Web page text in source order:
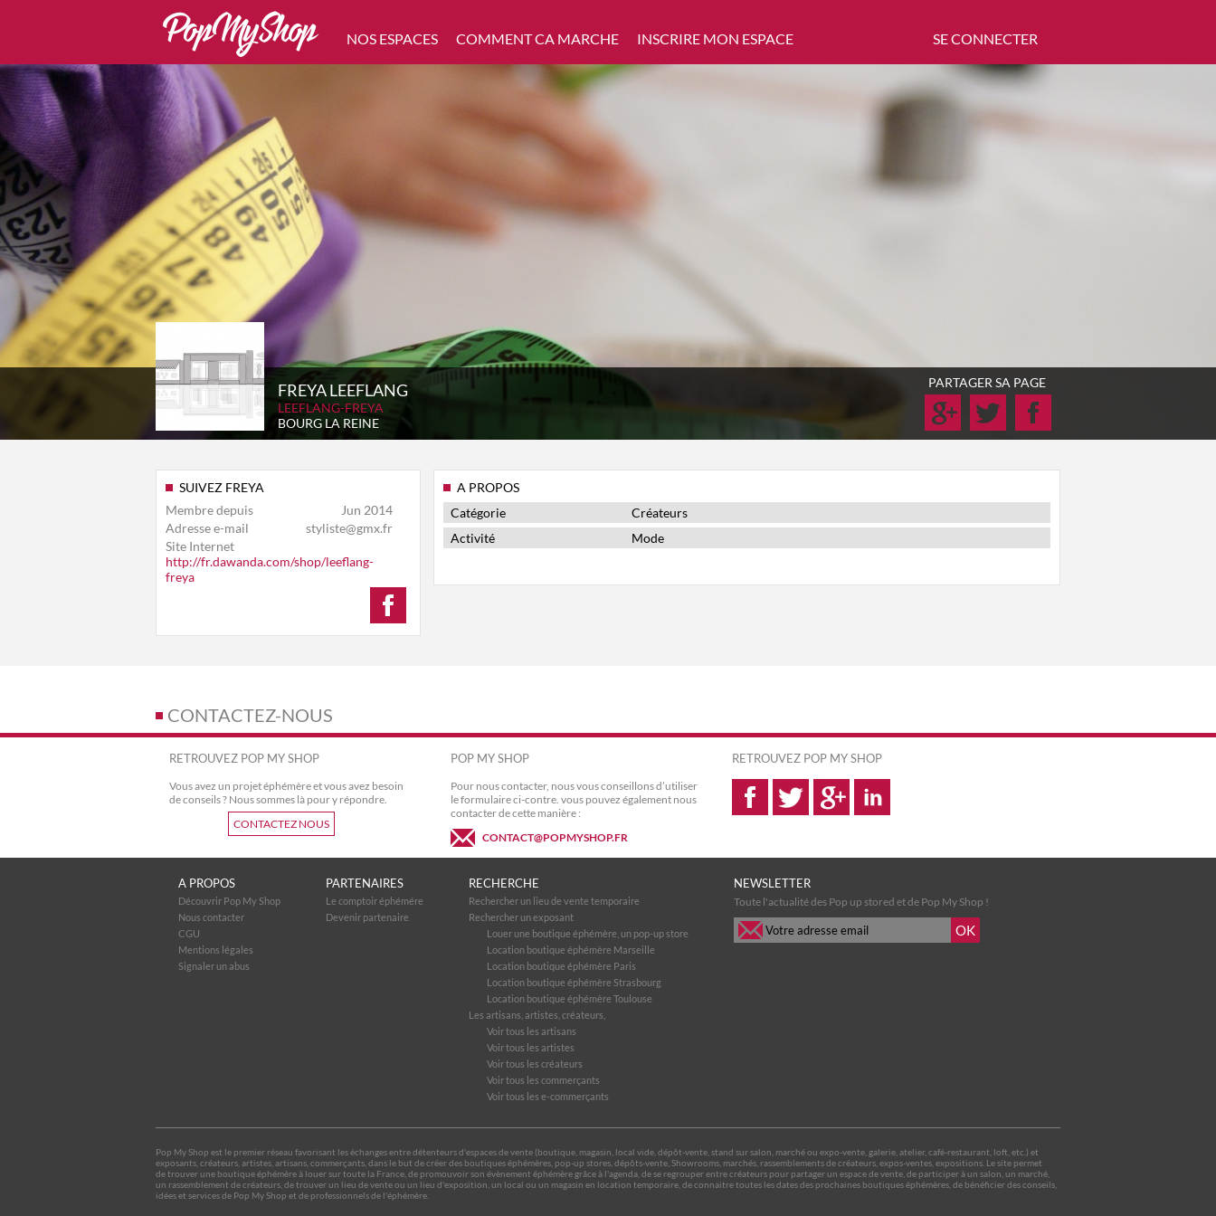
NOS ESPACES COMMENT CA MARCHE INSCRIRE MON ESPACE SE CONNECTER
FREYA LEEFLANG
LEEFLANG-FREYA
BOURG LA REINE
PARTAGER SA PAGE
SUIVEZ FREYA
Membre depuis
Jun 2014
Adresse e-mail
styliste@gmx.fr
Site Internet
http://fr.dawanda.com/shop/leeflang-
freya
A PROPOS
Catégorie
Créateurs
Activité
Mode
CONTACTEZ-NOUS
RETROUVEZ POP MY SHOP
Vous avez un projet éphémère et vous avez besoin
de conseils ? Nous sommes là pour y répondre.
CONTACTEZ NOUS
POP MY SHOP
Pour nous contacter, nous vous conseillons d’utiliser
le formulaire ci-contre. vous pouvez également nous
contacter de cette manière :
CONTACT@POPMYSHOP.FR
RETROUVEZ POP MY SHOP
A PROPOS
Découvrir Pop My Shop
Nous contacter
CGU
Mentions légales
Signaler un abus
PARTENAIRES
Le comptoir éphémére
Devenir partenaire
RECHERCHE
Rechercher un lieu de vente temporaire
Rechercher un exposant
Louer une boutique éphémère, un pop-up store
Location boutique éphémère Marseille
Location boutique éphémère Paris
Location boutique éphémère Strasbourg
Location boutique éphémère Toulouse
Les artisans, artistes, créateurs,
Voir tous les artisans
Voir tous les artistes
Voir tous les créateurs
Voir tous les commerçants
Voir tous les e-commerçants
NEWSLETTER
Toute l'actualité des Pop up stored et de Pop My Shop !
Pop My Shop est le premier réseau favorisant les échanges entre détenteurs d'espaces de vente (boutique, magasin, local vide, dépôt-vente, stand sur salon, marché ou expo-vente, galerie, atelier, café-restaurant, loft, etc.) et
exposants, créateurs, artistes, artisans, commerçants, dans le but de créer des boutiques éphémères, pop-up stores, dépôts-vente, Showrooms, marchés, rassemblements de créateurs, expos-ventes, expositions. Le site permet
de trouver une boutique éphémère à louer sur toute la France, de promouvoir son évènement éphémère grâce à l'agenda, de se regrouper entre créateurs pour partager un espace de vente, de participer à un salon, un marché,
un rassemblement de créateurs, de trouver un lieu de vente ou un lieu d'exposition, un local ou un magasin en location temporaire, de connaitre toutes les dates des prochaines boutiques éphémères, de bénéficier des conseils,
idées et services de Pop My Shop et de professionnels de l'éphémère.